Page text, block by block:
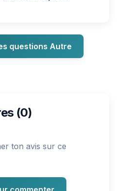
questions Autre
(0)
ton avis sur ce